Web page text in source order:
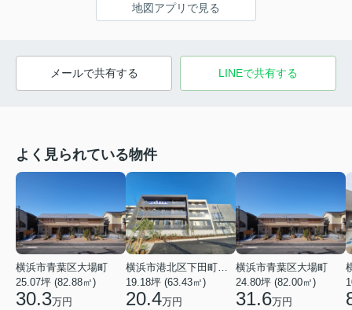
地図アプリで見る
メールで共有する LINEで共有する
よく見られている物件
横浜市青葉区大場町
25.07坪 (82.88㎡)
30.3万円
19.18坪 (63.43㎡)
20.4万円
横浜市青葉区大場町
24.80坪 (82.00㎡)
31.6万円